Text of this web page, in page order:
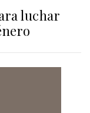
luchar